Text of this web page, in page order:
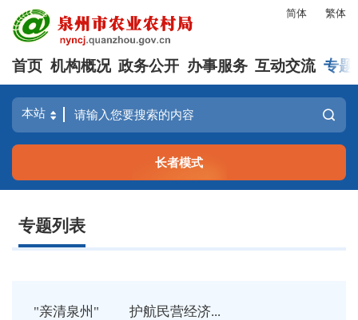
简体 繁体
首页 机构概况 政务公开 办事服务 互动交流 专题
长者模式
专题列表
"亲清泉州" 护航民营经济...